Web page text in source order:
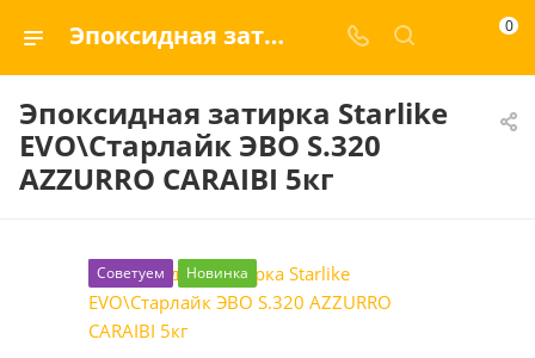
Эпоксидная затирка Starlike EVO\Старлайк ЭВО S.320 AZZURRO CARAIBI 5кг 0
Эпоксидная затирка Starlike
EVO\Старлайк ЭВО S.320
AZZURRO CARAIBI 5кг
Советуем Новинка